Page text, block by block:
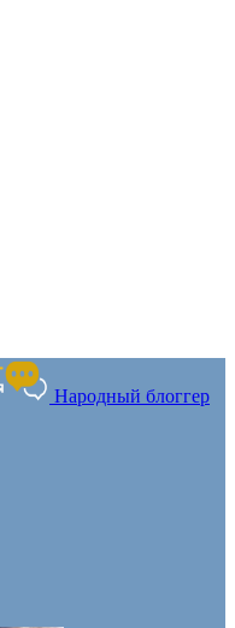
Народный блоггер